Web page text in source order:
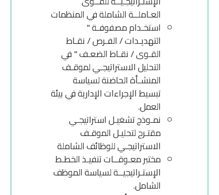
العـاملــة الشاملة في المنظمات
استخـدام مصفوفـة "
التهديـدات / الفـرص / نقـاط
القـوى / نقـاط الضعـف " في
التحليل الاستراتيجـي لموقـف
المنشـأة الحاضنة لسياسة
تبسيط الإجراءات الإدارية في بيئة
العمل.
نمـوذج تشغيـل استراتيجـي
مقتـرح لتحليـل الموقـف
الاستراتيجـي للوظائف الشاملة
مختبر معـوقــات تنفيـذ الخطـط
الإستـراتيجيــة لسياسة الموظف
الشامل.